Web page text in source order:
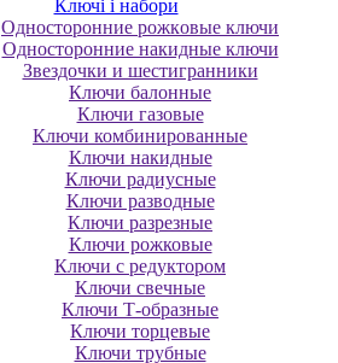
Ключі і набори
Oднocтopoнниe poжкoвыe ключи
Oднocтopoнниe нaкидныe ключи
Звездочки и шестигранники
Ключи балонные
Ключи газовые
Ключи комбинированные
Ключи накидные
Ключи радиусные
Ключи разводные
Ключи разрезные
Ключи рожковые
Ключи с редуктором
Ключи свечные
Ключи Т-образные
Ключи торцевые
Ключи трубные